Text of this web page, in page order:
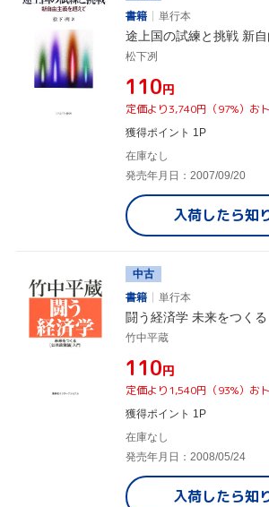
書籍
単行本
途上国の試練と挑戦 新
松下冽
¥110円
定価より3,740円（97%）お
獲得ポイント 1P
在庫なし
発売年月日：2007/09/20
入荷したら知
中古
書籍
単行本
闘う経済学 未来をつく
竹中平蔵
¥110円
定価より1,540円（93%）お
獲得ポイント 1P
在庫なし
発売年月日：2008/05/24
入荷したら知